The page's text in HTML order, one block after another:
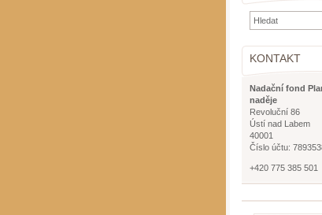
KONTAKT
Nadační fond
naděje
Revoluční 86
Ústí nad Labem
40001
Číslo účtu:
+420 775 385 501